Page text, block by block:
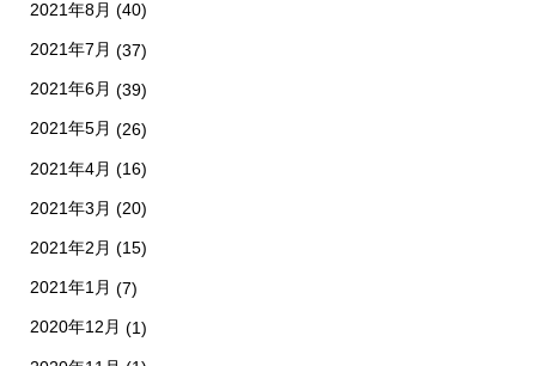
2021年8月 (40)
2021年7月 (37)
2021年6月 (39)
2021年5月 (26)
2021年4月 (16)
2021年3月 (20)
2021年2月 (15)
2021年1月 (7)
2020年12月 (1)